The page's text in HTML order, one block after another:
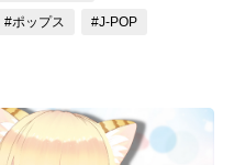
#ポップス #J-POP